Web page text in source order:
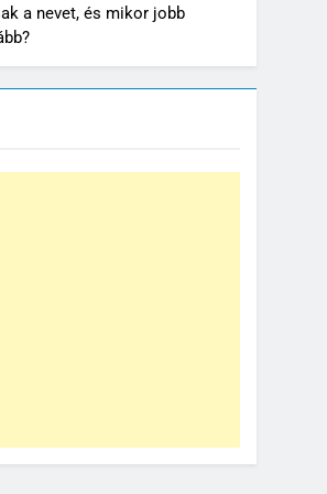
a nevet, és mikor jobb